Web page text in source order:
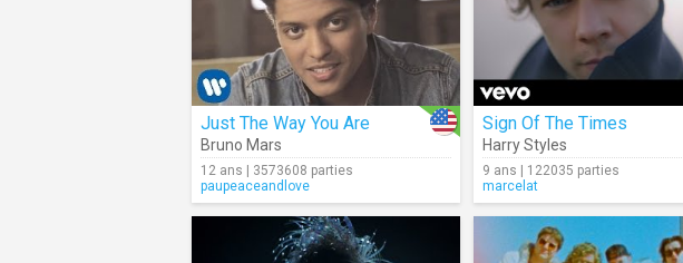
Just The Way You Are
Bruno Mars
12 ans | 3573608 parties
paupeaceandlove
Sign Of The Times
Harry Styles
9 ans | 122035 parties
marcelat